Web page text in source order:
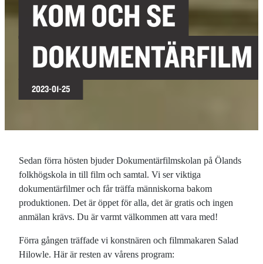
KOM OCH SE
DOKUMENTÄRFILM
2023-01-25
Sedan förra hösten bjuder Dokumentärfilmskolan på Ölands
folkhögskola in till film och samtal. Vi ser viktiga
dokumentärfilmer och får träffa människorna bakom
produktionen. Det är öppet för alla, det är gratis och ingen
anmälan krävs. Du är varmt välkommen att vara med!
Förra gången träffade vi konstnären och filmmakaren Salad
Hilowle. Här är resten av vårens program: